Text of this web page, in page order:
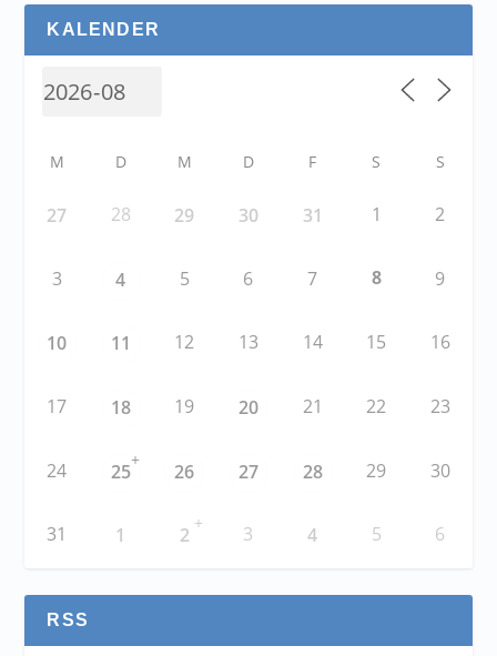
KALENDER
M D M D F S S
27 28 29 30 31 1 2
3 4 5 6 7 8 9
10 11 12 13 14 15 16
17 18 19 20 21 22 23
24 25
+
26 27 28 29 30
31 1 2
+ 3 4 5 6
RSS